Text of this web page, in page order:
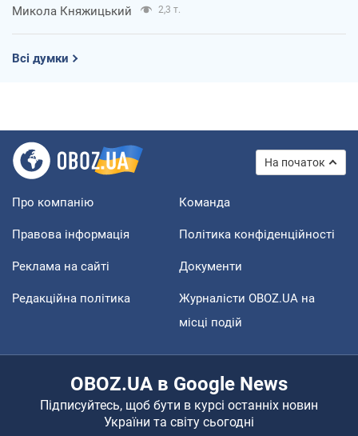
Микола Княжицький 2,3 т.
Всі думки
На початок
Про компанію Команда
Правова інформація Політика конфіденційності
Реклама на сайті Документи
Редакційна політика
Журналісти OBOZ.UA на
місці подій
OBOZ.UA в Google News
Підписуйтесь, щоб бути в курсі останніх новин
України та світу сьогодні